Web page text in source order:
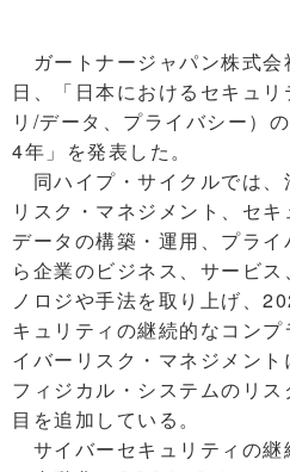
ガートナージャパン株式
日、「日本におけるセキュ
リ/データ、プライバシー）
4年」を発表した。
同ハイプ・サイクルでは、
リスク・マネジメント、セ
データの構築・運用、プラ
ら企業のビジネス、サービ
ノロジや手法を取り上げ、
キュリティの継続的なコン
イバーリスク・マネジメント
フィジカル・システムのリ
目を追加している。
サイバーセキュリティの継